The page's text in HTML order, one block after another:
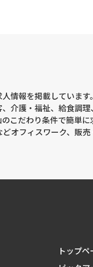
情報を掲載していま
介護・福祉、給食調
こだわり条件で簡単に
オフィスワーク、販
トップペ